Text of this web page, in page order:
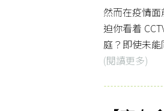
然而在疫情
迫你看着
庭？即使未
(閱讀更多)